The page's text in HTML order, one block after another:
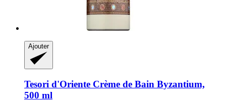
Ajouter
Tesori d'Oriente Crème de Bain Byzantium,
500 ml